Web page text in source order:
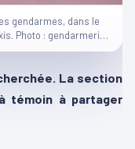
gendarmes, dans le
Photo : gendarmerie
La section
témoin à partager